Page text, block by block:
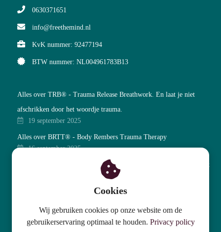
0630371651
info@freethemind.nl
KvK nummer: 92477194
BTW nummer: NL004961783B13
Alles over TRB® - Trauma Release Breathwork. En laat je niet
afschrikken door het woordje trauma.
19 september 2025
Alles over BRTT® - Body Rembers Trauma Therapy
16 september 2025
Werkdruk in het onderwijs: 5 effectieve strategieën om die werkdruk
voor jou als leerkracht te verminderen
Cookies
Wij gebruiken cookies op onze website om de
gebruikerservaring optimaal te houden. Privacy policy